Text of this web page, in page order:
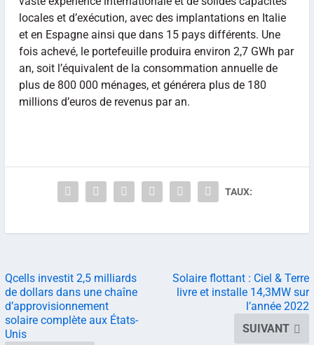
locales et d’exécution, avec des implantations en Italie
et en Espagne ainsi que dans 15 pays différents. Une
fois achevé, le portefeuille produira environ 2,7 GWh par
an, soit l’équivalent de la consommation annuelle de
plus de 800 000 ménages, et générera plus de 180
millions d’euros de revenus par an.
TAUX:
Qcells investit 2,5 milliards
de dollars dans une chaîne
d’approvisionnement
solaire complète aux États-
Unis
Solaire flottant : Ciel & Terre
livre et installe 14,3MW sur
l’année 2022
SUIVANT